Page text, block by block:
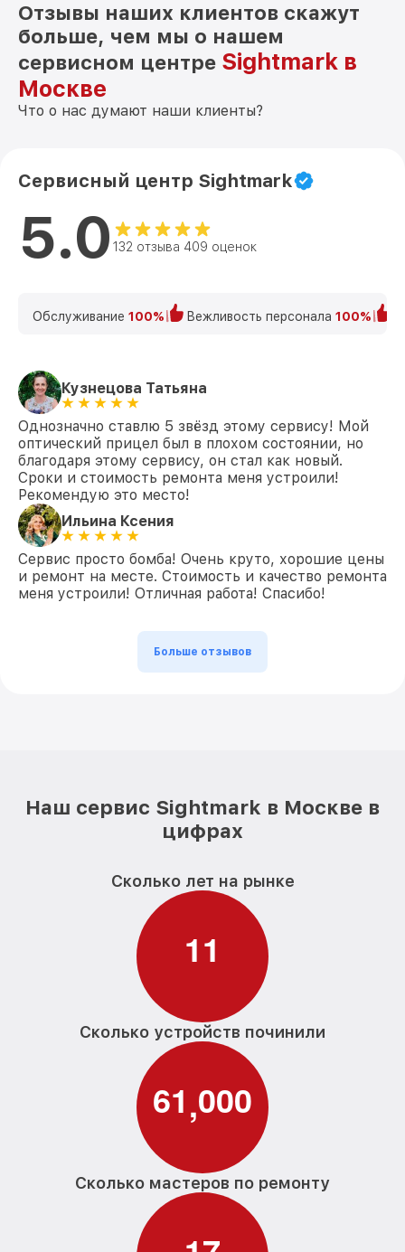
Отзывы наших клиентов скажут
больше, чем мы о нашем
сервисном центре Sightmark в
Москве
Что о нас думают наши клиенты?
Сервисный центр Sightmark
5.0 132 отзыва 409 оценок
Обслуживание 100% Вежливость персонала 100%
Кузнецова Татьяна
Однозначно ставлю 5 звёзд этому сервису! Мой
оптический прицел был в плохом состоянии, но
благодаря этому сервису, он стал как новый.
Сроки и стоимость ремонта меня устроили!
Рекомендую это место!
Ильина Ксения
Сервис просто бомба! Очень круто, хорошие цены
и ремонт на месте. Стоимость и качество ремонта
меня устроили! Отличная работа! Спасибо!
Больше отзывов
Наш сервис Sightmark в Москве в
цифрах
Сколько лет на рынке
11
Сколько устройств починили
61,000
Сколько мастеров по ремонту